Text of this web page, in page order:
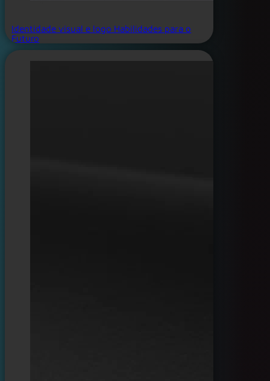
Identidade visual e logo Habilidades para o
Futuro